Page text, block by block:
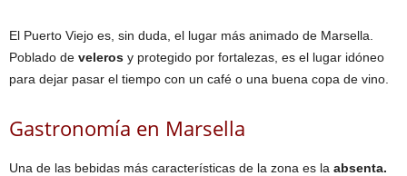
El Puerto Viejo es, sin duda, el lugar más animado de Marsella.
Poblado de veleros y protegido por fortalezas, es el lugar idóneo
para dejar pasar el tiempo con un café o una buena copa de vino.
Gastronomía en Marsella
Una de las bebidas más características de la zona es la absenta.